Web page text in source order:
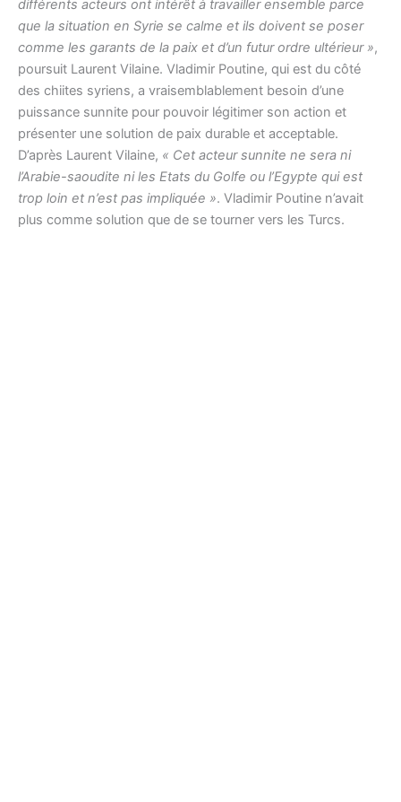
différents acteurs ont intérêt à travailler ensemble parce
que la situation en Syrie se calme et ils doivent se poser
comme les garants de la paix et d’un futur ordre ultérieur »,
poursuit Laurent Vilaine. Vladimir Poutine, qui est du côté
des chiites syriens, a vraisemblablement besoin d’une
puissance sunnite pour pouvoir légitimer son action et
présenter une solution de paix durable et acceptable.
D’après Laurent Vilaine, « Cet acteur sunnite ne sera ni
l’Arabie-saoudite ni les Etats du Golfe ou l’Egypte qui est
trop loin et n’est pas impliquée ». Vladimir Poutine n’avait
plus comme solution que de se tourner vers les Turcs.